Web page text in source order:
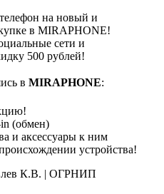
на новый и
в MIRAPHONE!
сети и
500 рублей!
в MIRAPHONE:
(обмен)
и аксессуары к ним
устройства!
К.В. | ОГРНИП